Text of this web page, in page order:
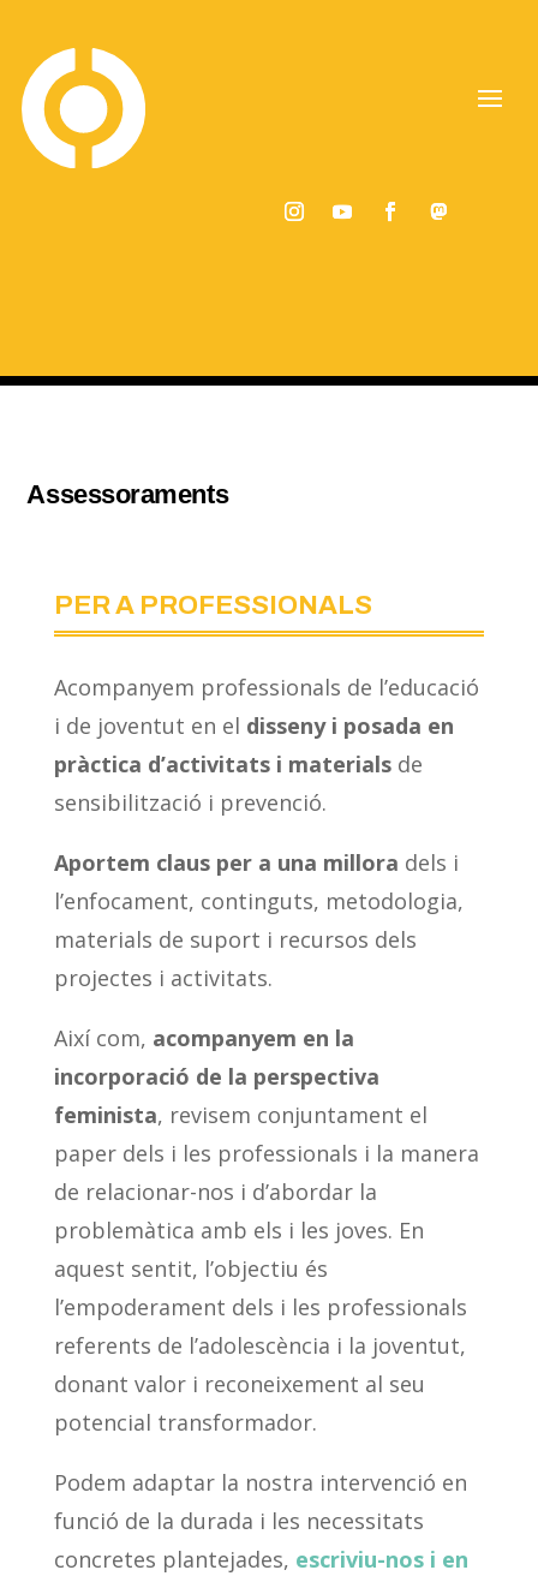
Assessoraments
PER A PROFESSIONALS
Acompanyem professionals de l’educació
i de joventut en el disseny i posada en
pràctica d’activitats i materialsde
sensibilització i prevenció.
Aportem claus per a una millora dels i
l’enfocament, continguts, metodologia,
materials de suport i recursos dels
projectes i activitats.
Així com, acompanyem en la
incorporació de la perspectiva
feminista, revisem conjuntament el
paper dels i les professionals i la manera
de relacionar-nos i d’abordar la
problemàtica amb els i les joves. En
aquest sentit, l’objectiu és
l’empoderament dels i les professionals
referents de l’adolescència i la joventut,
donant valor i reconeixement al seu
potencial transformador.
Podem adaptar la nostra intervenció en
funció de la durada i les necessitats
concretes plantejades, escriviu-nos i en